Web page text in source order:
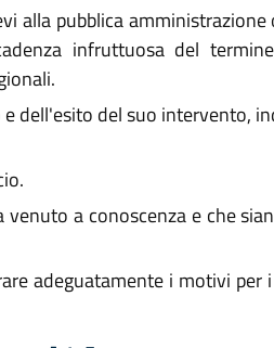
pubblica
infruttuosa del
dell'esito del suo intervento,
a conoscenza e che
adeguatamente i motivi